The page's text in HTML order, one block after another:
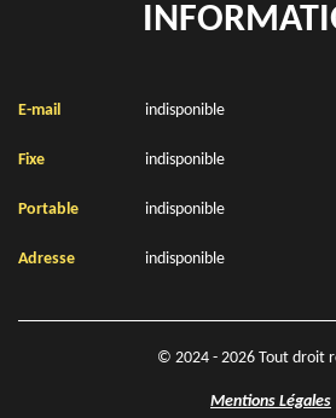
E-mail indisponible
Fixe indisponible
Portable indisponible
Adresse indisponible
© 2024 - 2026 Tout droit
Mentions Légales